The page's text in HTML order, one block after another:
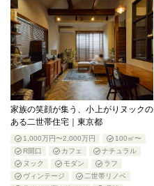
家族の笑顔が集う、小上がりヌックの
ある二世帯住宅｜東京都
1,000万円〜2,000万円
100㎡〜
R開口
カフェ
ナチュラル
ヌック
モダン
ラフ
ヴィンテージ
二世帯リノベ